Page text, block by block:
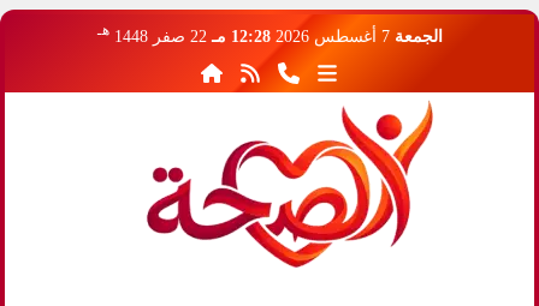
الجمعة 7 أغسطس 2026 12:28 مـ 22 صفر 1448 هـ